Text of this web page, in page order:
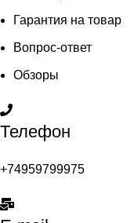
Гарантия на товар
Вопрос-ответ
Обзоры
Телефон
+74959799975